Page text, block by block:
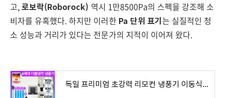
고,로보락(Roborock) 역시 1만8500Pa의 스펙을 강조해 소
비자를 유혹했다. 하지만 이러한 Pa 단위 표기는 실질적인 청
소 성능과 거리가 있다는 전문가의 지적이 이어져 왔다.
독일 프리미엄 초강력 리모컨 냉풍기 이동식 에어쿨러 - 냉풍기 | 쿠팡